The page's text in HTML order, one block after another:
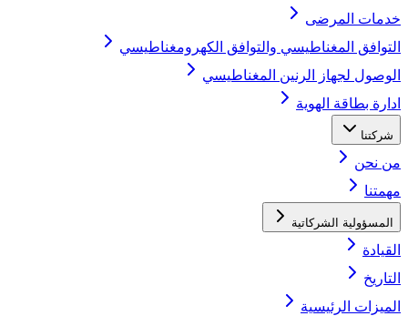
خدمات المرضى
التوافق المغناطيسي والتوافق الكهرومغناطيسي
الوصول لجهاز الرنين المغناطيسي
ادارة بطاقة الهوية
شركتنا
من نحن
مهمتنا
المسؤولية الشركاتية
القيادة
التاريخ
الميزات الرئيسية